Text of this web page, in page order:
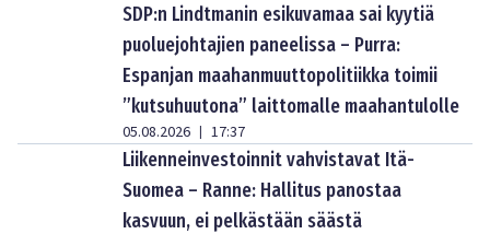
SDP:n Lindtmanin esikuvamaa sai kyytiä
puoluejohtajien paneelissa – Purra:
Espanjan maahanmuuttopolitiikka toimii
”kutsuhuutona” laittomalle maahantulolle
05.08.2026 | 17:37
Liikenneinvestoinnit vahvistavat Itä-
Suomea – Ranne: Hallitus panostaa
kasvuun, ei pelkästään säästä